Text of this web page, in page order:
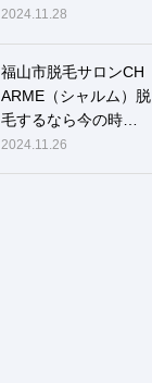
位！！
2024.11.28
福山市脱毛サロンCH
ARME（シャルム）脱
毛するなら今の時
期！！
2024.11.26